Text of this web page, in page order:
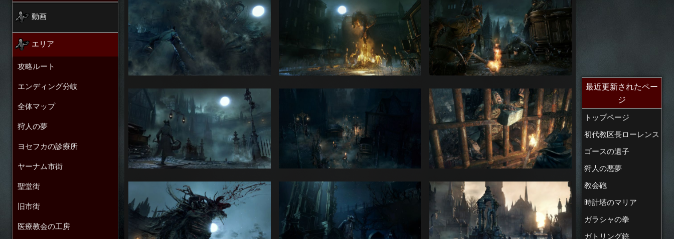
最近更新されたペー
ジ
トップページ
初代教区長ローレンス
ゴースの遺子
狩人の悪夢
教会砲
時計塔のマリア
ガラシャの拳
ガトリング銃
動画
エリア
攻略ルート
エンディング分岐
全体マップ
狩人の夢
ヨセフカの診療所
ヤーナム市街
聖堂街
旧市街
医療教会の工房